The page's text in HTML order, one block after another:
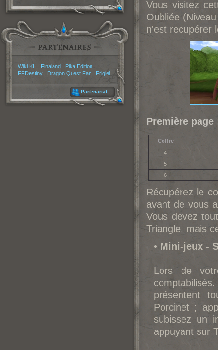
Wiki KH Finaland Pika Edition
FFDestiny
Dragon Quest Fan Frigiel
Partenariat
Vous visitez
Oubliée
n'est recupérer
Première
Coffre
4
5
6
Récupérez le
avant de vous
Vous devez
Triangle, mais
• Mini-jeux -
Lors de
présentent
Porcinet ;
subissez un
appuyant sur